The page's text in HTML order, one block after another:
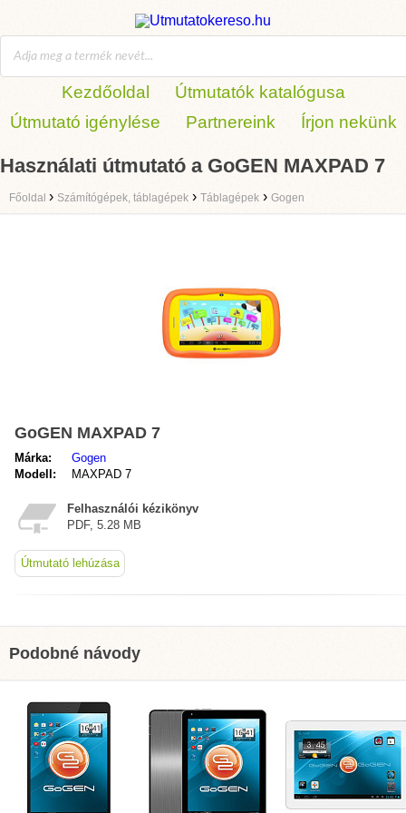
Kezdőoldal
Útmutatók katalógusa
Útmutató igénylése
Partnereink Írjon nekünk
Használati útmutató a GoGEN MAXPAD 7
Főoldal › Számítógépek, táblagépek › Táblagépek › Gogen
GoGEN MAXPAD 7
Márka:
Gogen
Modell:
MAXPAD 7
Felhasználói kézikönyv
PDF, 5.28 MB
Útmutató lehúzása
Podobné návody